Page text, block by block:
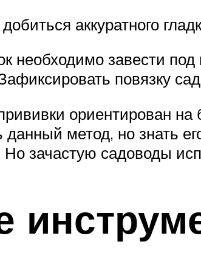
аккуратного
необходимо завести
повязку
ориентирован
данный метод, но знать
Но зачастую садоводы